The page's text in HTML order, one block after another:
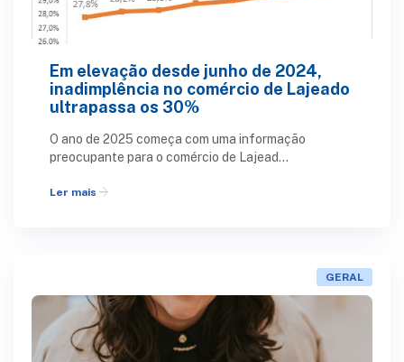
Em elevação desde junho de 2024,
inadimplência no comércio de Lajeado
ultrapassa os 30%
O ano de 2025 começa com uma informação
preocupante para o comércio de Lajead...
Ler mais arrow_forward
GERAL